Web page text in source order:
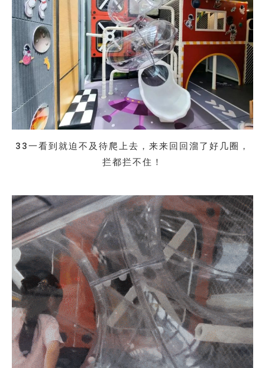
33一看到就迫不及待爬上去，来来回回溜了好几圈，
拦都拦不住！